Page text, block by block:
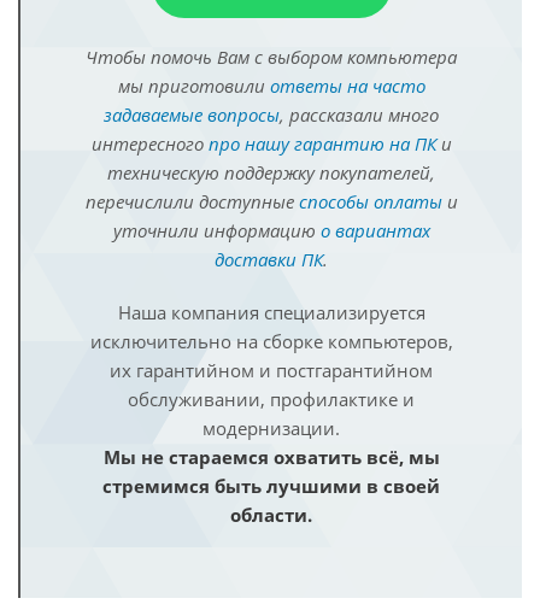
Чтобы помочь Вам с выбором компьютера
мы приготовили ответы на часто
задаваемые вопросы, рассказали много
интересного про нашу гарантию на ПКи
техническую поддержку покупателей,
перечислили доступные способы оплатыи
уточнили информацию о вариантах
доставки ПК.
Наша компания специализируется
исключительно на сборке компьютеров,
их гарантийном и постгарантийном
обслуживании, профилактике и
модернизации.
Мы не стараемся охватить всё, мы
стремимся быть лучшими в своей
области.